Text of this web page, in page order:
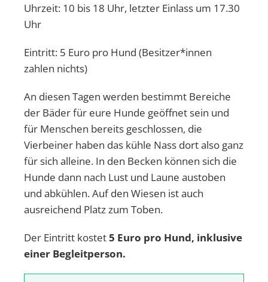
Uhrzeit: 10 bis 18 Uhr, letzter Einlass um 17.30
Uhr
Eintritt: 5 Euro pro Hund (Besitzer*innen
zahlen nichts)
An diesen Tagen werden bestimmt Bereiche
der Bäder für eure Hunde geöffnet sein und
für Menschen bereits geschlossen, die
Vierbeiner haben das kühle Nass dort also ganz
für sich alleine. In den Becken können sich die
Hunde dann nach Lust und Laune austoben
und abkühlen. Auf den Wiesen ist auch
ausreichend Platz zum Toben.
Der Eintritt kostet5 Euro pro Hund, inklusive
einer Begleitperson.